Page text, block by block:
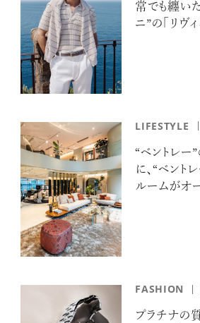
常でも纏い
ニ”の「リヴ
LIFESTYLE
“ベントレー
に、“ベント
ルームがオ
FASHION
プラチナの